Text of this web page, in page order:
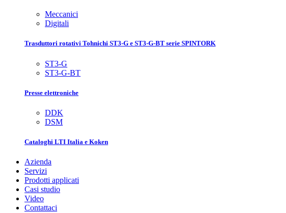
Meccanici
Digitali
Trasduttori rotativi Tohnichi ST3-G e ST3-G-BT serie SPINTORK
ST3-G
ST3-G-BT
Presse elettroniche
DDK
DSM
Cataloghi LTI Italia e Koken
Azienda
Servizi
Prodotti applicati
Casi studio
Video
Contattaci